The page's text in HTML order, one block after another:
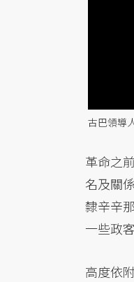
古巴領導
革命之
名及關
隸辛辛
一些政
高度依